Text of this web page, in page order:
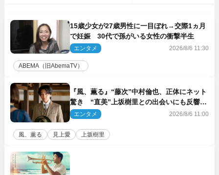
15歳少女が27歳男性に一目ぼれ→交際1ヵ月
で妊娠 30代で孫がいる女性の衝撃半生
エンタメ 2026/8/6 11:30
ABEMA（旧AbemaTV）
『風、薫る』“藤次”中村倫也、正体にネット
驚き “直美”上坂樹里との出会いにも反響
「力になってくれそう」「仲良くしなよ！」
エンタメ 2026/8/6 11:00
風、薫る 見上愛 上坂樹里